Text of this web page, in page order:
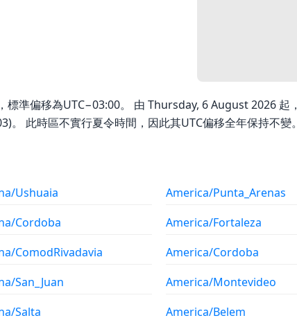
準偏移為UTC−03:00。 由 Thursday, 6 August 2026 起，
此時區不實行夏令時間，因此其UTC偏移全年保持不變。
Ushuaia
Cordoba
ComodRivadavia
San_Juan
Salta
America/Punta_Arenas
America/Fortaleza
America/Cordoba
America/Montevideo
America/Belem